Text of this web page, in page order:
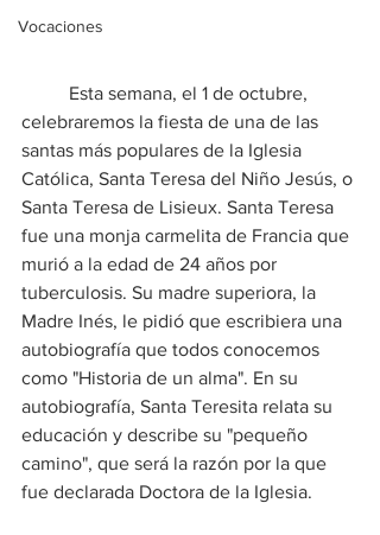
Vocaciones
celebraremos la fiesta de una de las
santas más populares de la Iglesia
Católica, Santa Teresa del Niño Jesús, o
Santa Teresa de Lisieux. Santa Teresa
fue una monja carmelita de Francia que
murió a la edad de 24 años por
tuberculosis. Su madre superiora, la
Madre Inés, le pidió que escribiera una
autobiografía que todos conocemos
como "Historia de un alma". En su
autobiografía, Santa Teresita relata su
educación y describe su "pequeño
camino", que será la razón por la que
fue declarada Doctora de la Iglesia.